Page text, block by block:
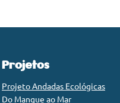
Projetos
Projeto Andadas Ecológicas
Do Mangue ao Mar